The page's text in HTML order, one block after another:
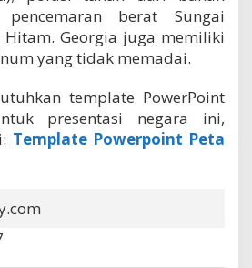
berat Sungai
Georgia juga memiliki
yang tidak memadai.
template PowerPoint
presentasi negara ini,
Template Powerpoint Peta